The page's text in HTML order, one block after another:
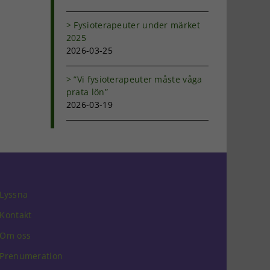
Fysioterapeuter under märket
2025
2026-03-25
”Vi fysioterapeuter måste våga
prata lön”
2026-03-19
Lyssna
Kontakt
Om oss
Prenumeration